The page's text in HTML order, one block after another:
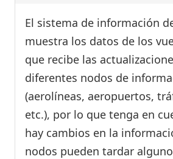
El sistema de información
muestra los datos de los
que recibe las
diferentes nodos de
(aerolíneas, aeropuertos,
etc.), por lo que tenga en
hay cambios en la
nodos pueden tardar